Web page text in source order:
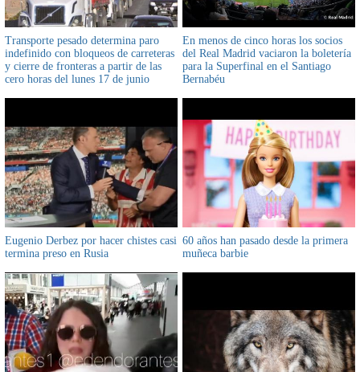
Transporte pesado determina paro
indefinido con bloqueos de carreteras
y cierre de fronteras a partir de las
cero horas del lunes 17 de junio
En menos de cinco horas los socios
del Real Madrid vaciaron la boletería
para la Superfinal en el Santiago
Bernabéu
Eugenio Derbez por hacer chistes casi
termina preso en Rusia
60 años han pasado desde la primera
muñeca barbie